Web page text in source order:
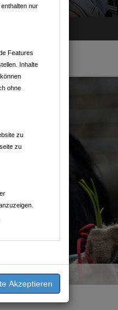
nur
Features
Inhalte
ohne
zu
zu